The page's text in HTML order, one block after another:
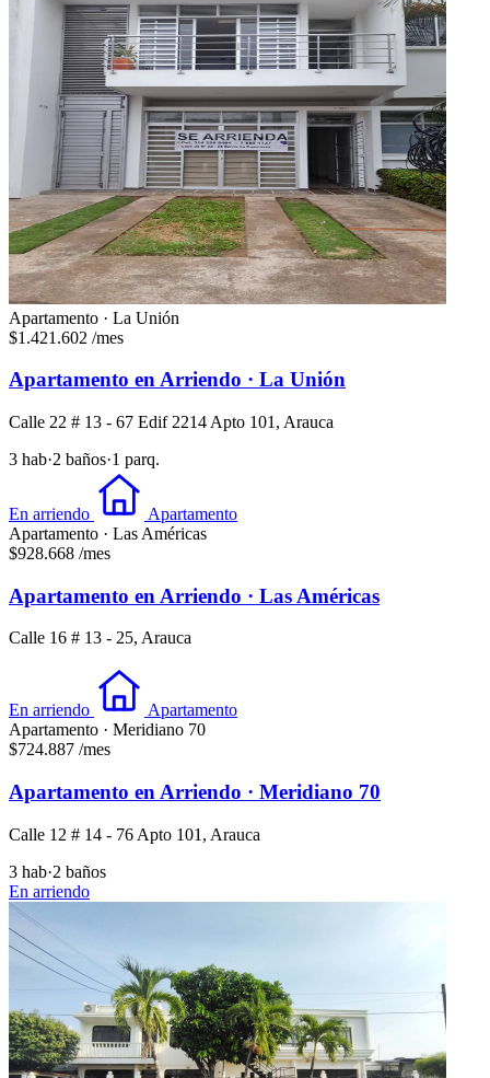
Apartamento · La Unión
$1.421.602 /mes
Apartamento en Arriendo · La Unión
Calle 22 # 13 - 67 Edif 2214 Apto 101, Arauca
3 hab·2 baños·1 parq.
En arriendo
Apartamento
Apartamento · Las Américas
$928.668 /mes
Apartamento en Arriendo · Las Américas
Calle 16 # 13 - 25, Arauca
En arriendo
Apartamento
Apartamento · Meridiano 70
$724.887 /mes
Apartamento en Arriendo · Meridiano 70
Calle 12 # 14 - 76 Apto 101, Arauca
3 hab·2 baños
En arriendo